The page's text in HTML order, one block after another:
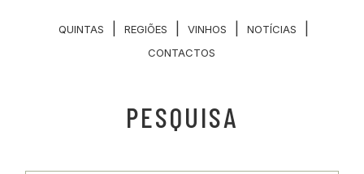
QUINTAS REGIÕES VINHOS NOTÍCIAS
CONTACTOS
PESQUISA